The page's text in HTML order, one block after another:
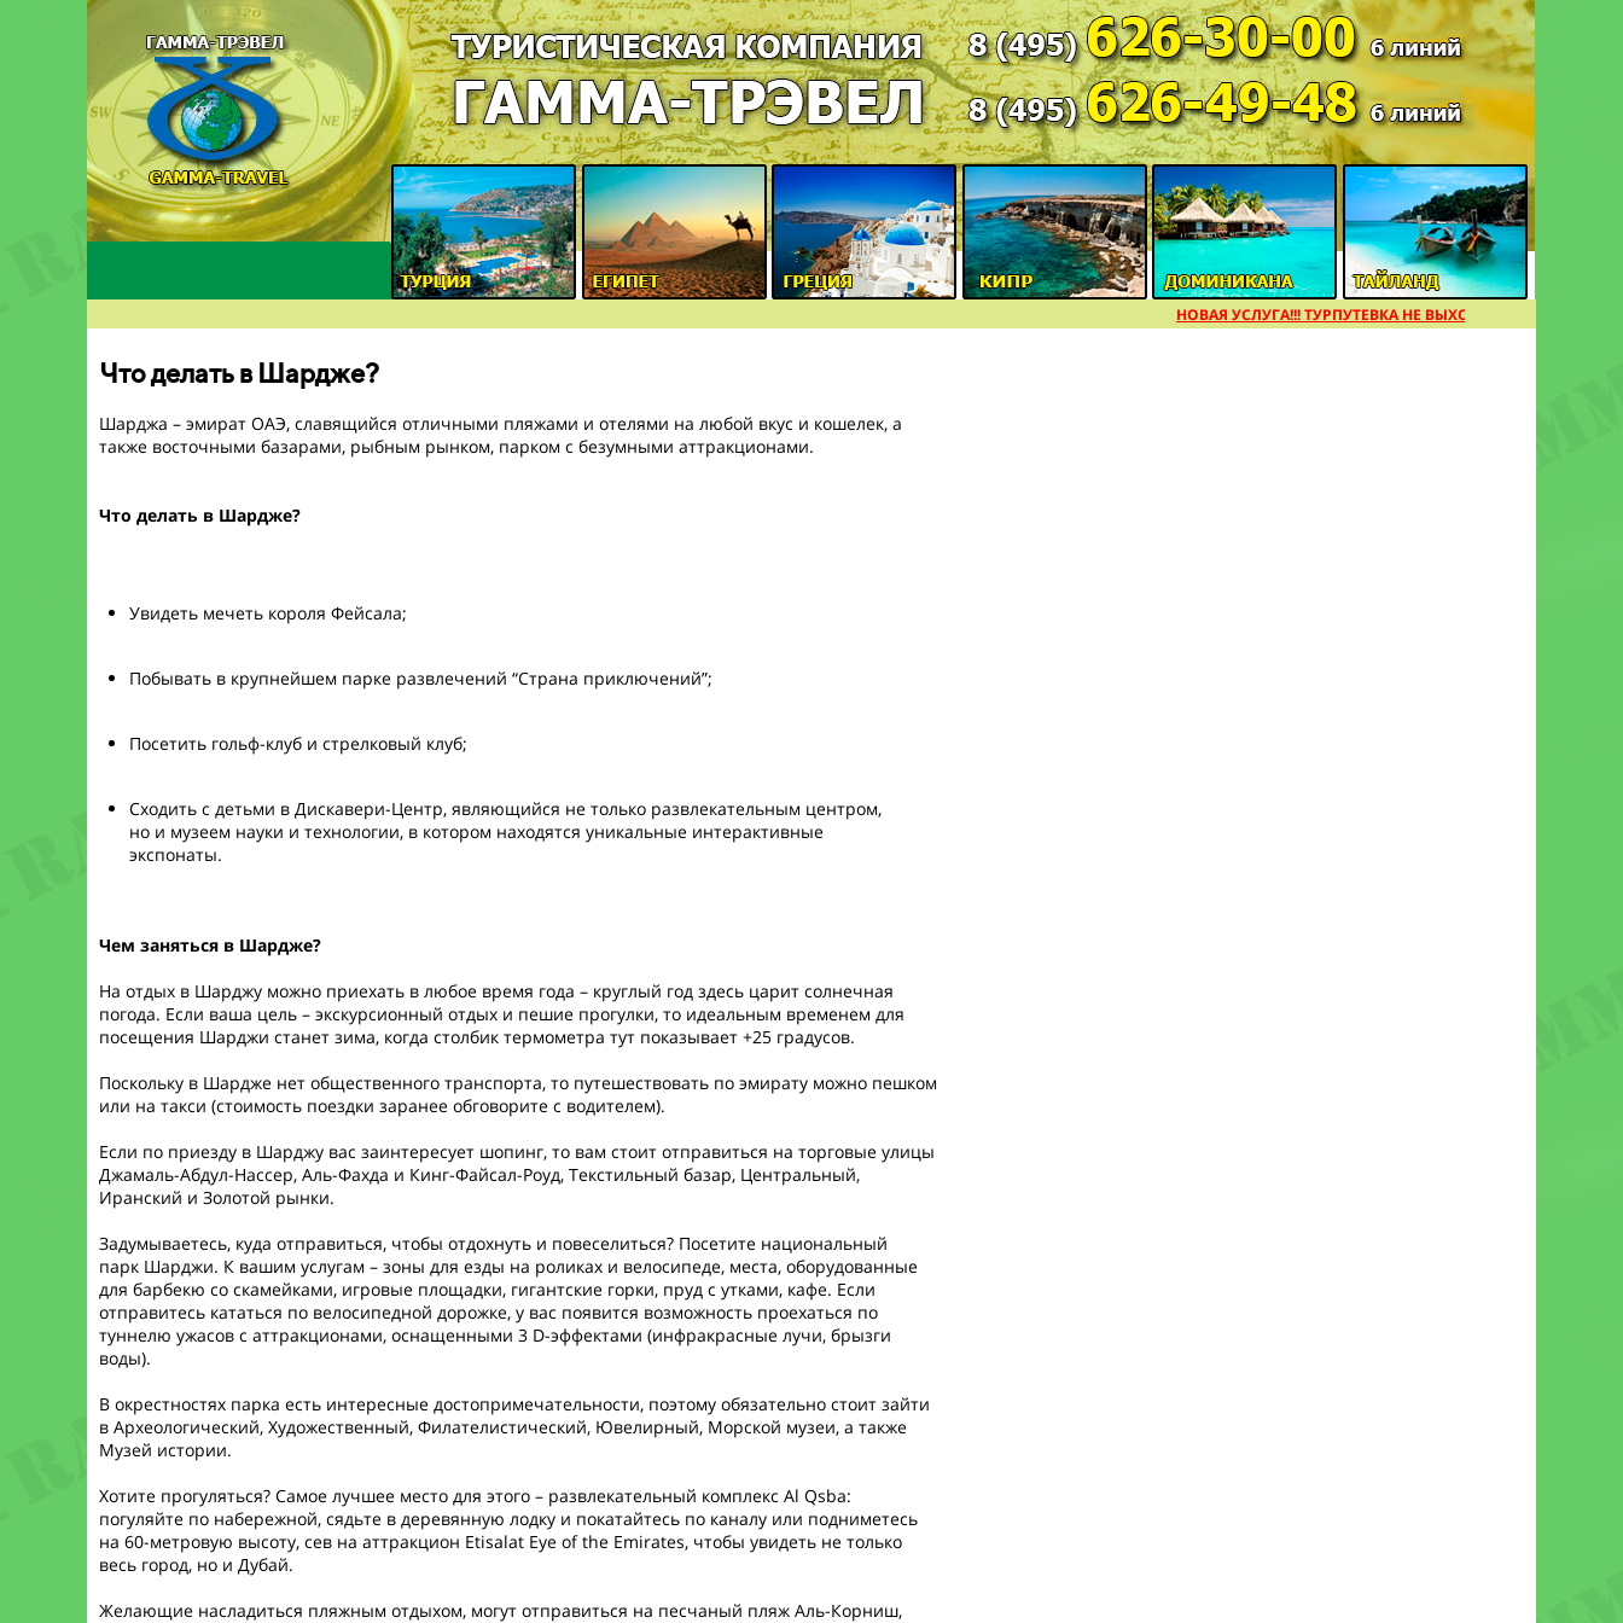
НОВАЯ УСЛУГА!!! ТУРПУТЕВКА НЕ ВЫХОДЯ ИЗ ДОМА
Что делать в Шардже?
Шарджа – эмират ОАЭ, славящийся отличными пляжами и отелями на любой вкус и кошелек, а
также восточными базарами, рыбным рынком, парком с безумными аттракционами.
Что делать в Шардже?
Увидеть мечеть короля Фейсала;
Побывать в крупнейшем парке развлечений “Страна приключений”;
Посетить гольф-клуб и стрелковый клуб;
Сходить с детьми в Дискавери-Центр, являющийся не только развлекательным центром,
но и музеем науки и технологии, в котором находятся уникальные интерактивные
экспонаты.
Чем заняться в Шардже?
На отдых в Шарджу можно приехать в любое время года – круглый год здесь царит солнечная
погода. Если ваша цель – экскурсионный отдых и пешие прогулки, то идеальным временем для
посещения Шарджи станет зима, когда столбик термометра тут показывает +25 градусов.
Поскольку в Шардже нет общественного транспорта, то путешествовать по эмирату можно пешком
или на такси (стоимость поездки заранее обговорите с водителем).
Если по приезду в Шарджу вас заинтересует шопинг, то вам стоит отправиться на торговые улицы
Джамаль-Абдул-Нассер, Аль-Фахда и Кинг-Файсал-Роуд, Текстильный базар, Центральный,
Иранский и Золотой рынки.
Задумываетесь, куда отправиться, чтобы отдохнуть и повеселиться? Посетите национальный
парк Шарджи. К вашим услугам – зоны для езды на роликах и велосипеде, места, оборудованные
для барбекю со скамейками, игровые площадки, гигантские горки, пруд с утками, кафе. Если
отправитесь кататься по велосипедной дорожке, у вас появится возможность проехаться по
туннелю ужасов с аттракционами, оснащенными 3 D-эффектами (инфракрасные лучи, брызги
воды).
В окрестностях парка есть интересные достопримечательности, поэтому обязательно стоит зайти
в Археологический, Художественный, Филателистический, Ювелирный, Морской музеи, а также
Музей истории.
Хотите прогуляться? Самое лучшее место для этого – развлекательный комплекс Al Qsba:
погуляйте по набережной, сядьте в деревянную лодку и покатайтесь по каналу или подниметесь
на 60-метровую высоту, сев на аттракцион Etisalat Eye of the Emirates, чтобы увидеть не только
весь город, но и Дубай.
Желающие насладиться пляжным отдыхом, могут отправиться на песчаный пляж Аль-Корниш,